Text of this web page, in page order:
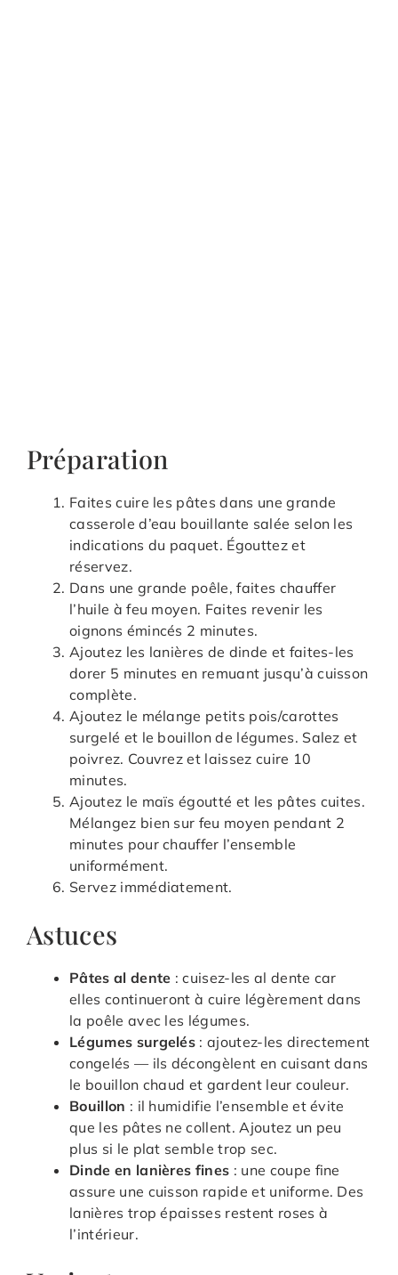
Préparation
Faites cuire les pâtes dans une grande
casserole d’eau bouillante salée selon les
indications du paquet. Égouttez et
réservez.
Dans une grande poêle, faites chauffer
l’huile à feu moyen. Faites revenir les
oignons émincés 2 minutes.
Ajoutez les lanières de dinde et faites-les
dorer 5 minutes en remuant jusqu’à cuisson
complète.
Ajoutez le mélange petits pois/carottes
surgelé et le bouillon de légumes. Salez et
poivrez. Couvrez et laissez cuire 10
minutes.
Ajoutez le maïs égoutté et les pâtes cuites.
Mélangez bien sur feu moyen pendant 2
minutes pour chauffer l’ensemble
uniformément.
Servez immédiatement.
Astuces
Pâtes al dente : cuisez-les al dente car
elles continueront à cuire légèrement dans
la poêle avec les légumes.
Légumes surgelés : ajoutez-les directement
congelés — ils décongèlent en cuisant dans
le bouillon chaud et gardent leur couleur.
Bouillon : il humidifie l’ensemble et évite
que les pâtes ne collent. Ajoutez un peu
plus si le plat semble trop sec.
Dinde en lanières fines : une coupe fine
assure une cuisson rapide et uniforme. Des
lanières trop épaisses restent roses à
l’intérieur.